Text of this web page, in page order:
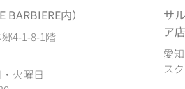
内）
4-1-8-1階
火曜日
サ
ア店
愛
ス